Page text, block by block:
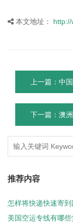
本文地址：
上一篇：中
下一篇：澳
推荐内容
怎样将快递快速寄到
美国空运专线有哪